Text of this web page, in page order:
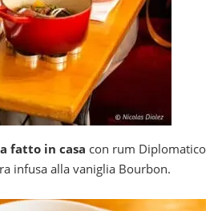
fatto in casa con rum Diplomatico
infusa alla vaniglia Bourbon.